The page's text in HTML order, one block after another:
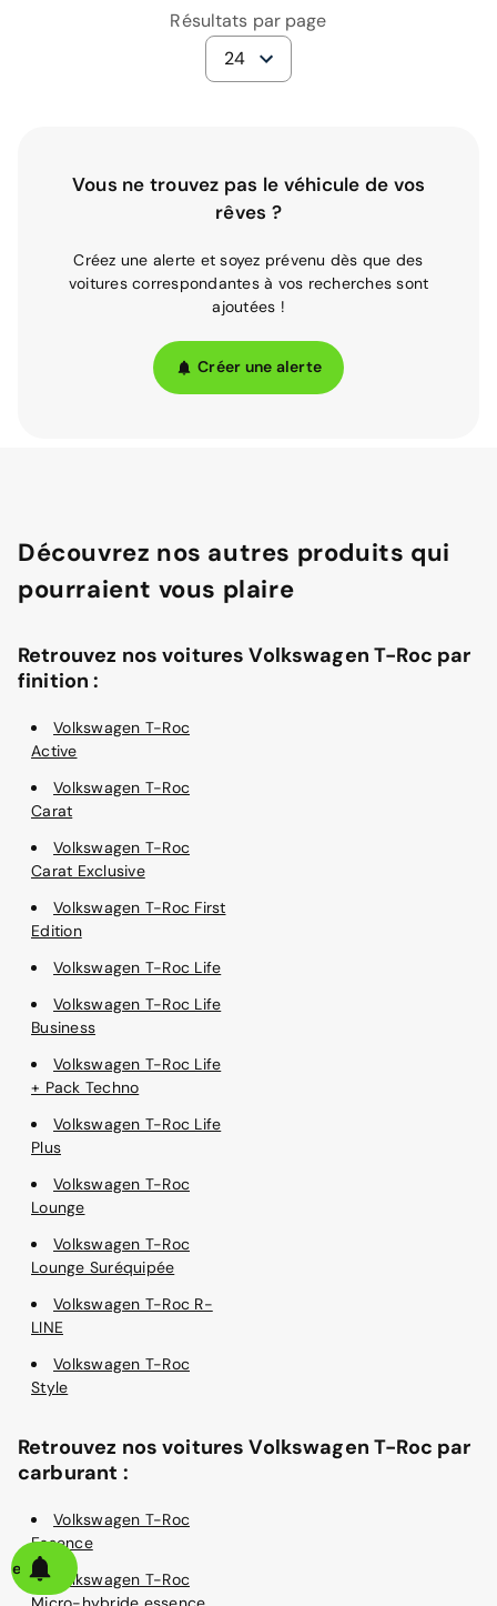
Résultats par page
24
Vous ne trouvez pas le véhicule de vos
rêves ?
Créez une alerte et soyez prévenu dès que des
voitures correspondantes à vos recherches sont
ajoutées !
Créer une alerte
Découvrez nos autres produits qui
pourraient vous plaire
Retrouvez nos voitures Volkswagen T-Roc par
finition :
Volkswagen T-Roc
Active
Volkswagen T-Roc
Carat
Volkswagen T-Roc
Carat Exclusive
Volkswagen T-Roc First
Edition
Volkswagen T-Roc Life
Volkswagen T-Roc Life
Business
Volkswagen T-Roc Life
+ Pack Techno
Volkswagen T-Roc Life
Plus
Volkswagen T-Roc
Lounge
Volkswagen T-Roc
Lounge Suréquipée
Volkswagen T-Roc R-
LINE
Volkswagen T-Roc
Style
Retrouvez nos voitures Volkswagen T-Roc par
carburant :
Volkswagen T-Roc
Essence
Volkswagen T-Roc